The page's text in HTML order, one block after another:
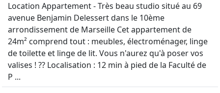
Location Appartement - Très beau studio situé au 69
avenue Benjamin Delessert dans le 10ème
arrondissement de Marseille Cet appartement de
24m² comprend tout : meubles, électroménager, linge
de toilette et linge de lit. Vous n'aurez qu'à poser vos
valises ! ?? Localisation : 12 min à pied de la Faculté de
P ...